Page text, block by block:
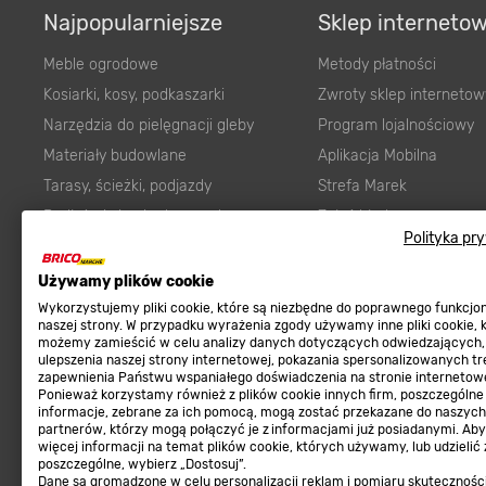
Polityka
Używamy plików cookie
Wykorzystujemy pliki cookie, które są niezbędne do poprawnego
naszej strony. W przypadku wyrażenia zgody używamy inne pliki cookie,
możemy zamieścić w celu analizy danych dotyczących odwiedzających,
ulepszenia naszej strony internetowej, pokazania spersonalizowanych
zapewnienia Państwu wspaniałego doświadczenia na stronie
Ponieważ korzystamy również z plików cookie innych firm, poszczególne
informacje, zebrane za ich pomocą, mogą zostać przekazane do naszych
partnerów, którzy mogą połączyć je z informacjami już posiadanymi.
więcej informacji na temat plików cookie, których używamy, lub udzielić
poszczególne, wybierz „Dostosuj”.
Dane są gromadzone w celu personalizacji reklam i pomiaru
Najpopularniejsze
Meble ogrodowe
Kosiarki, kosy, podkaszarki
Narzędzia do pielęgnacji gleby
Materiały budowlane
Tarasy, ścieżki, podjazdy
Podłoża i ziemie do ogrodu
Ogród
Farby wewnętrzne białe
Elektryka
Panele
Elektronarzędzia
Płytki
Panele podłogowe
Sklep
Metody płatności
Zwroty sklep
Program lojalnościowy
Aplikacja Mobilna
Strefa Marek
Zgłoś błąd
zgodności towaru z
Program Brico PRO
Regulaminy
Regulaminy